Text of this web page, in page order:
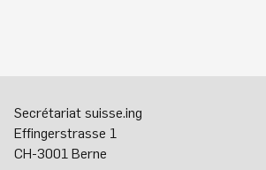
Secrétariat suisse.ing
Effingerstrasse 1
CH-3001 Berne